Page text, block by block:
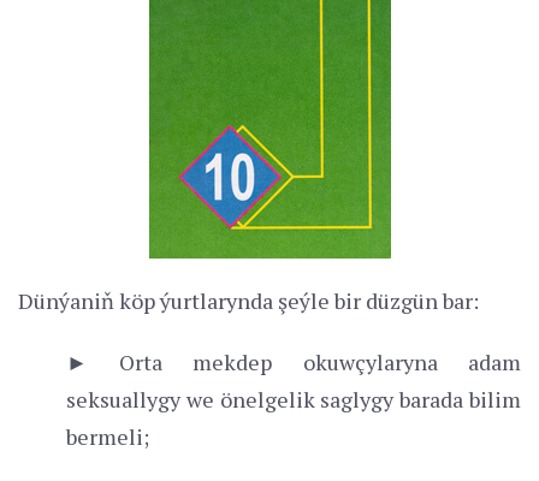
Dünýaniň köp ýurtlarynda şeýle bir düzgün bar:
► Orta mekdep okuwçylaryna adam
seksuallygy we önelgelik saglygy barada bilim
bermeli;